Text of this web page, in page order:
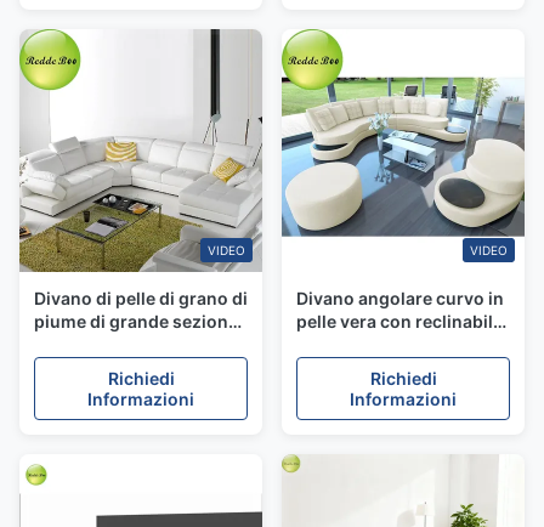
e Audaci
VIDEO
Divano di pelle di grano di
piume di grande sezione,
schienale curvo
Richiedi
Informazioni
VIDEO
Divano angolare curvo in
pelle vera con reclinabile
Richiedi
Informazioni